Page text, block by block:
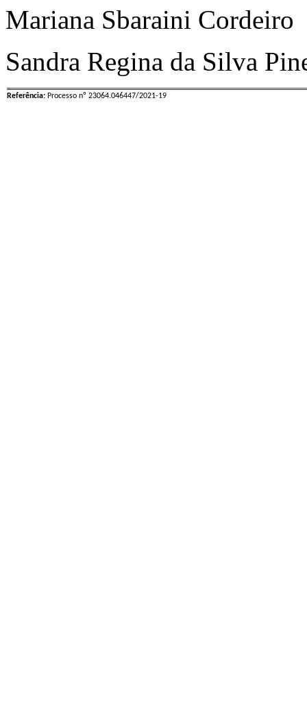
Mariana Sbaraini Cordeiro
Sandra Regina da Silva
Referência: Processo nº 23064.046447/2021-19